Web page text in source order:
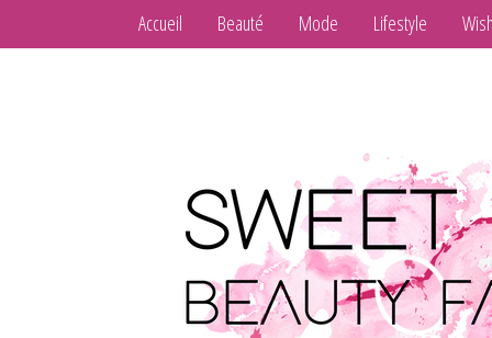
Accueil Beauté Mode Lifestyle